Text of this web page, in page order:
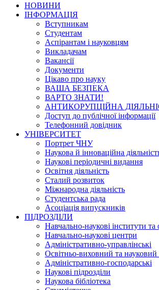
НОВИНИ
ІНФОРМАЦІЯ
Вступникам
Студентам
Аспірантам і науковцям
Викладачам
Вакансії
Документи
Цікаво про науку
ВАША БЕЗПЕКА
ВАРТО ЗНАТИ!
АНТИКОРУПЦІЙНА
Доступ до публічної інформації
Телефонний довідник
УНІВЕРСИТЕТ
Портрет ЧНУ
Наукова й інноваційна
Наукові періодичні видання
Освітня діяльність
Сталий розвиток
Міжнародна діяльність
Студентська рада
Асоціація випускників
ПІДРОЗДІЛИ
Навчально-наукові інститути та
Навчально-наукові центри
Адміністративно-управлінські
Освітньо-виховний та науковий
Адміністративно-господарські
Наукові підрозділи
Наукова бібліотека